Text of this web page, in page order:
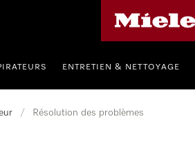
ENTRETIEN & NETTOYAGE
/ Résolution des problèmes